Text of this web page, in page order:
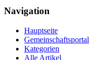
Navigation
Hauptseite
Gemeinschaftsportal
Kategorien
Alle Artikel